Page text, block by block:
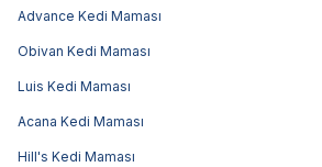
Advance Kedi Maması
Obivan Kedi Maması
Luis Kedi Maması
Acana Kedi Maması
Hill's Kedi Maması